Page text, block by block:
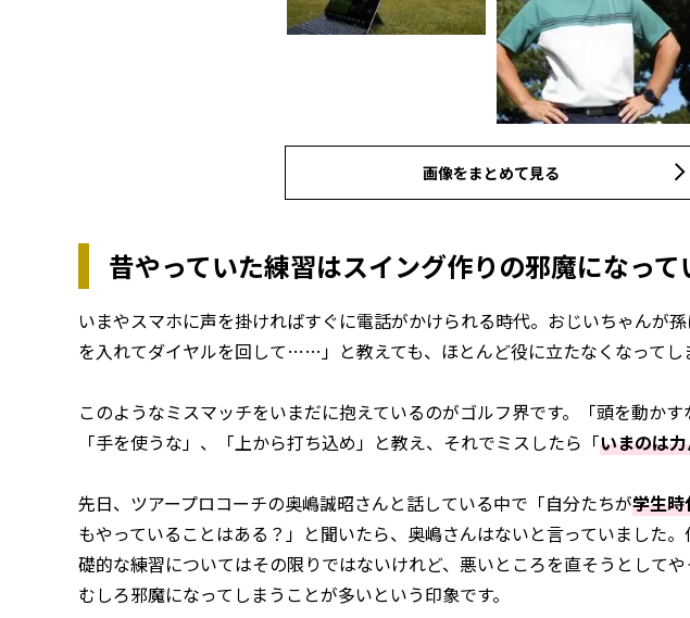
画像をまとめて見る
昔やっていた練習はスイング作りの邪魔になっ
いまやスマホに声を掛ければすぐに電話がかけられる時代。おじいちゃんが
を入れてダイヤルを回して……」と教えても、ほとんど役に立たなくなってし
このようなミスマッチをいまだに抱えているのがゴルフ界です。「頭を動かす
「手を使うな」、「上から打ち込め」と教え、それでミスしたら「いまのは
先日、ツアープロコーチの奥嶋誠昭さんと話している中で「自分たちが学生時
もやっていることはある？」と聞いたら、奥嶋さんはないと言っていました
礎的な練習についてはその限りではないけれど、悪いところを直そうとしてや
むしろ邪魔になってしまうことが多いという印象です。